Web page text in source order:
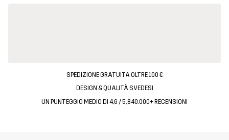
SPEDIZIONE GRATUITA OLTRE 100 €
DESIGN & QUALITÀ SVEDESI
UN PUNTEGGIO MEDIO DI 4,6 / 5, 840.000+ RECENSIONI